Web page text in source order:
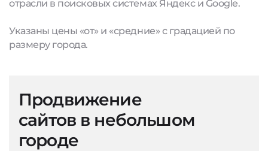
отрасли в поисковых системах Яндекс и Google.
Указаны цены «от» и «средние» с градацией по
размеру города.
Продвижение
сайтов в небольшом
городе